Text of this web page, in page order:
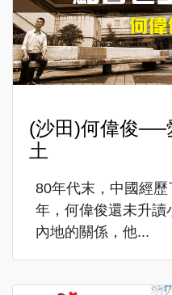
(沙田)何偉俊──
土
80年代末，中國經
年，何偉俊還未升讀
內地的關係，他...